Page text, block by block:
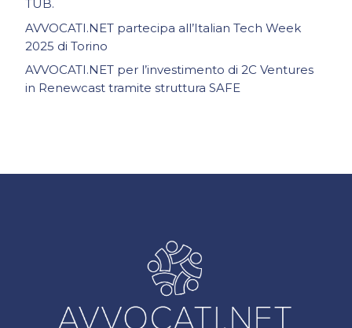
TUB.
AVVOCATI.NET partecipa all’Italian Tech Week
2025 di Torino
AVVOCATI.NET per l’investimento di 2C Ventures
in Renewcast tramite struttura SAFE